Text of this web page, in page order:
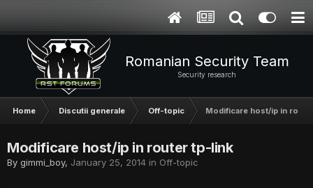
Romanian Security Team
Security research
Home Discutii generale Off-topic Modificare host/ip in
Modificare host/ip in router tp-link
By gimmi_boy, January 25, 2014 in Off-topic